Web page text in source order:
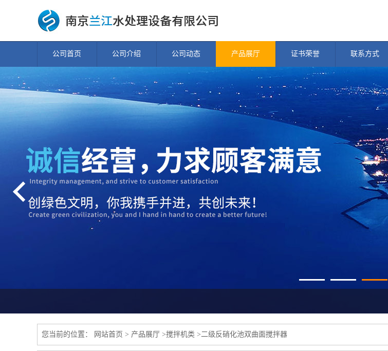
公司首页 公司介绍 公司动态 产品展厅 证书荣誉 联系方式
您当前的位置： 网站首页 > 产品展厅 >搅拌机类 >二级反硝化池双曲面搅拌器